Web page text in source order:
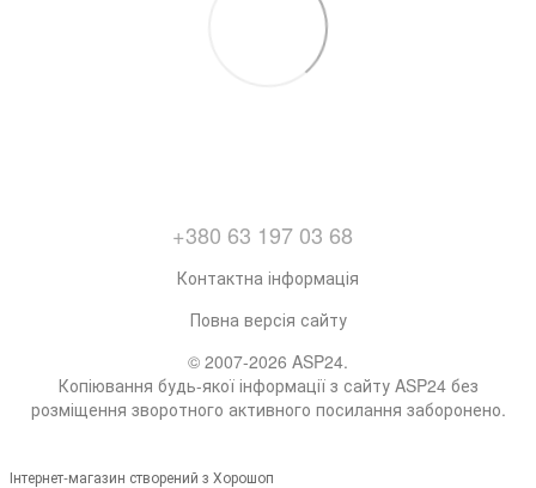
+380 63 197 03 68
Контактна інформація
Повна версія сайту
© 2007-2026 ASP24.
Копіювання будь-якої інформації з сайту ASP24 без
розміщення зворотного активного посилання заборонено.
Інтернет-магазин створений з Хорошоп